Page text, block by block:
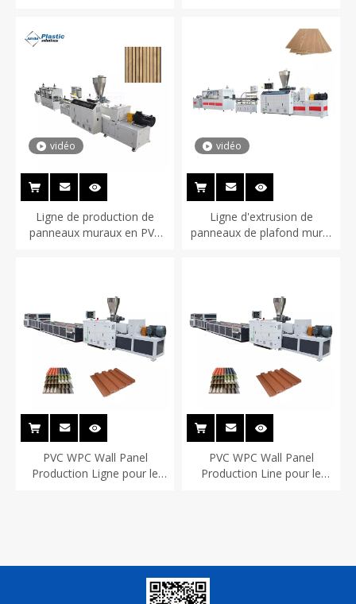
vidéo
Ligne de production de
panneaux muraux en PVC
vidéo
Ligne d'extrusion de
panneaux de plafond mural
PVC WPC Wall Panel
Production Ligne pour le
PVC WPC Wall Panel
Production Line pour le